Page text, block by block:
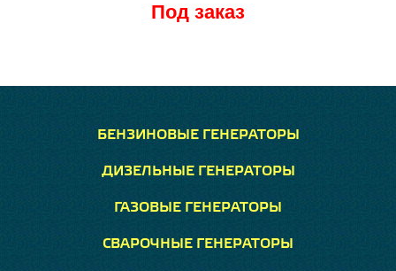
Под заказ
БЕНЗИНОВЫЕ ГЕНЕРАТОРЫ
ДИЗЕЛЬНЫЕ ГЕНЕРАТОРЫ
ГАЗОВЫЕ ГЕНЕРАТОРЫ
СВАРОЧНЫЕ ГЕНЕРАТОРЫ